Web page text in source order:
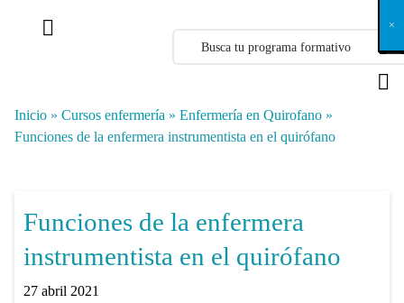
Inicio » Cursos enfermería » Enfermería en Quirofano »
Funciones de la enfermera instrumentista en el quirófano
Funciones de la enfermera
instrumentista en el quirófano
27 abril 2021
X
×
×
×
×
×
×
×
×
×
×
×
×
×
×
×
×
×
×
×
×
×
×
×
×
×
×
×
×
×
×
×
×
×
×
×
×
×
×
×
×
×
×
×
×
×
×
×
×
×
×
×
×
×
×
×
×
×
×
×
×
×
×
×
×
×
×
×
×
×
×
×
×
×
×
×
×
×
×
×
×
×
×
×
×
×
×
×
×
×
×
×
×
×
×
×
×
×
×
×
×
×
×
×
×
×
×
×
×
×
×
×
×
×
×
×
×
×
×
×
×
×
×
×
×
×
×
×
×
×
×
×
×
×
×
×
×
×
×
×
×
×
×
×
×
×
×
×
×
×
×
×
×
×
×
×
×
×
×
×
×
×
×
×
×
×
×
×
×
×
×
×
×
×
×
×
×
×
×
×
×
×
×
×
×
×
×
×
×
×
×
×
×
×
×
×
×
×
×
×
×
×
×
×
×
×
×
×
×
×
×
×
×
×
×
×
×